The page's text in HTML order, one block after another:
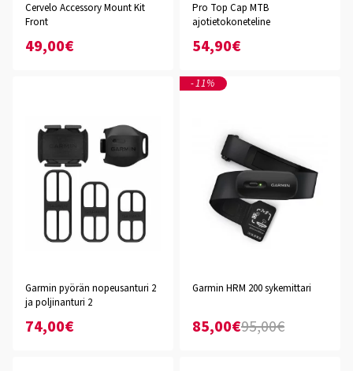
Cervelo Accessory Mount Kit
Front
49,00€
Pro Top Cap MTB
ajotietokoneteline
54,90€
Garmin pyörän nopeusanturi 2
ja poljinanturi 2
74,00€
-11%
Garmin HRM 200 sykemittari
85,00€95,00€